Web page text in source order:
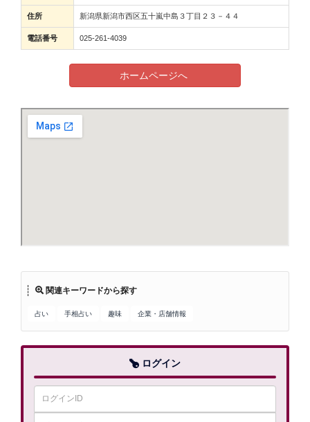
住所 新潟県新潟市西区五十嵐中島３丁目２３－４４
電話番号 025-261-4039
ホームページへ
関連キーワードから探す
占い 手相占い 趣味 企業・店舗情報
ログイン